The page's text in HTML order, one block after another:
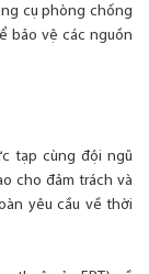
cụ phòng chống
bảo vệ các nguồn
tạp cùng đội ngũ
cho đảm trách và
yêu cầu về thời